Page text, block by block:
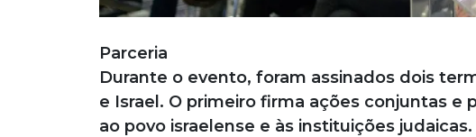
Parceria
Durante o evento, foram assinados dois
e Israel. O primeiro firma ações conjuntas
ao povo israelense e às instituições